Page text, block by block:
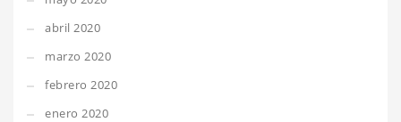
abril 2020
marzo 2020
febrero 2020
enero 2020